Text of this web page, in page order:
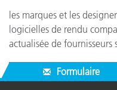
les marques et les
logicielles de rendu
actualisée de fournisseurs
Formulaire